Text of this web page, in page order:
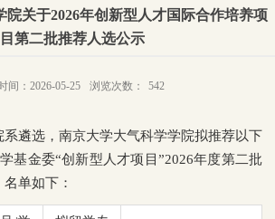
院关于2026年创新型人才国际合作培养项
目第二批推荐人选公示
间：2026-05-25 浏览次数： 542
系遴选，南京大学大气科学学院拟推荐以下
基金委“创新型人才项目”2026年度第二批
单如下：